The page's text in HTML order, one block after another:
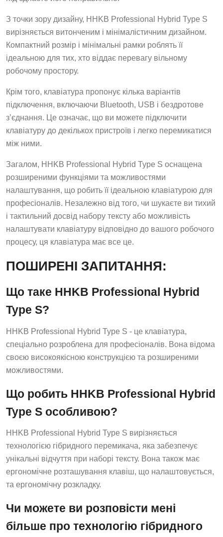
З точки зору дизайну, HHKB Professional Hybrid Type S
вирізняється витонченим і мінімалістичним дизайном.
Компактний розмір і мінімальні рамки роблять її
ідеальною для тих, хто віддає перевагу вільному
робочому простору.
Крім того, клавіатура пропонує кілька варіантів
підключення, включаючи Bluetooth, USB і бездротове
з’єднання. Це означає, що ви можете підключити
клавіатуру до декількох пристроїв і легко перемикатися
між ними.
Загалом, HHKB Professional Hybrid Type S оснащена
розширеними функціями та можливостями
налаштування, що робить її ідеальною клавіатурою для
професіоналів. Незалежно від того, чи шукаєте ви тихий
і тактильний досвід набору тексту або можливість
налаштувати клавіатуру відповідно до вашого робочого
процесу, ця клавіатура має все це.
ПОШИРЕНІ ЗАПИТАННЯ:
Що таке HHKB Professional Hybrid
Type S?
HHKB Professional Hybrid Type S - це клавіатура,
спеціально розроблена для професіоналів. Вона відома
своєю високоякісною конструкцією та розширеними
можливостями.
Що робить HHKB Professional Hybrid
Type S особливою?
HHKB Professional Hybrid Type S вирізняється
технологією гібридного перемикача, яка забезпечує
унікальні відчуття при наборі тексту. Вона також має
ергономічне розташування клавіш, що налаштовується,
та ергономічну розкладку.
Чи можете ви розповісти мені
більше про технологію гібридного